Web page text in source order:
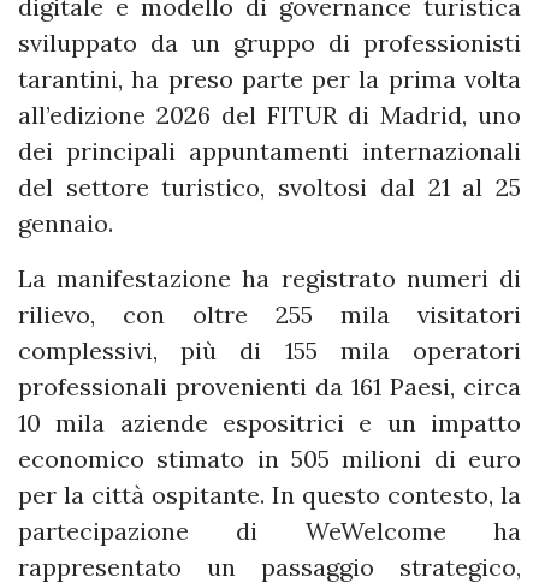
digitale e modello di governance turistica
sviluppato da un gruppo di professionisti
tarantini, ha preso parte per la prima volta
all’edizione 2026 del FITUR di Madrid, uno
dei principali appuntamenti internazionali
del settore turistico, svoltosi dal 21 al 25
gennaio.
La manifestazione ha registrato numeri di
rilievo, con oltre 255 mila visitatori
complessivi, più di 155 mila operatori
professionali provenienti da 161 Paesi, circa
10 mila aziende espositrici e un impatto
economico stimato in 505 milioni di euro
per la città ospitante. In questo contesto, la
partecipazione di WeWelcome ha
rappresentato un passaggio strategico,